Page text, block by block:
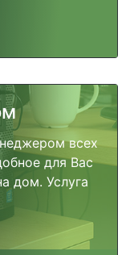
всех
для Вас
дом. Услуга